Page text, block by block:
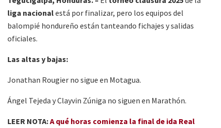
liga nacionalestá por finalizar, pero los equipos del
balompié hondureño están tanteando fichajes y salidas
oficiales.
Las altas y bajas:
Jonathan Rougier no sigue en Motagua.
Ángel Tejeda y Clayvin Zúniga no siguen en Marathón.
LEER NOTA:A qué horas comienza la final de ida Real